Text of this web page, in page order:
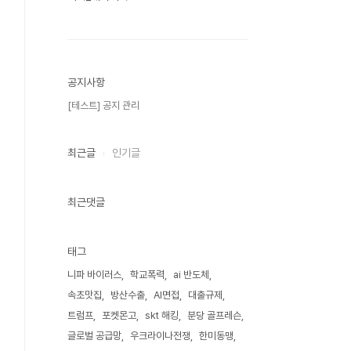
공지사항
[테스트] 공지 관리
최근글 인기글
최근댓글
태그
니파 바이러스 학교폭력
ai 반도체
속초맛집
방산수출 AI면접
대출규제
트럼프
포켓몬고 skt 해킹
분당 골프레슨
글로벌 공급망
우크라이나전쟁
한미동맹